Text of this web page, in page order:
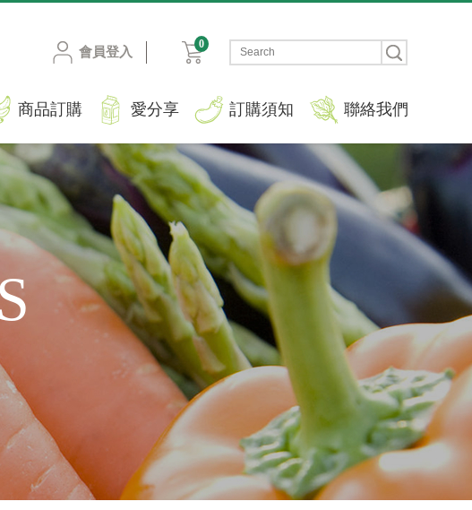
會員登入
0
商品訂購 愛分享 訂購須知 聯絡我們